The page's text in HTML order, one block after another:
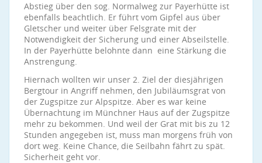
Abstieg über den sog. Normalweg zur Payerhütte ist
ebenfalls beachtlich. Er führt vom Gipfel aus über
Gletscher und weiter über Felsgrate mit der
Notwendigkeit der Sicherung und einer Abseilstelle.
In der Payerhütte belohnte dann eine Stärkung die
Anstrengung.
Hiernach wollten wir unser 2. Ziel der diesjährigen
Bergtour in Angriff nehmen, den Jubiläumsgrat von
der Zugspitze zur Alpspitze. Aber es war keine
Übernachtung im Münchner Haus auf der Zugspitze
mehr zu bekommen. Und weil der Grat mit bis zu 12
Stunden angegeben ist, muss man morgens früh von
dort weg. Keine Chance, die Seilbahn fährt zu spät.
Sicherheit geht vor.